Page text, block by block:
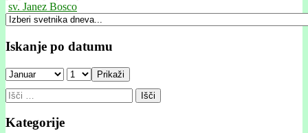
sv. Janez Bosco
Iskanje po datumu
Prikaži
Išči:
Kategorije